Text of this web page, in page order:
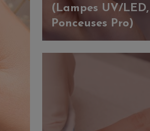
(Lampes UV/LED,
Ponceuses Pro)